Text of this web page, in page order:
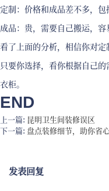
定制：价格和成品差不多，包
成品：贵，需要自己搬运，容
看了上面的分析，相信你对定
只要你选择，看你根据自己
衣柜。
END
上一篇: 昆明卫生间装修误区
下一篇: 盘点装修细节，助你省
发表回复